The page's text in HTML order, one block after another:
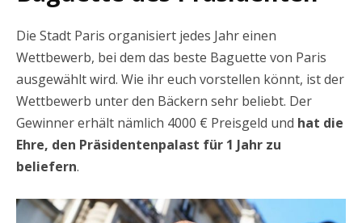
Die Stadt Paris organisiert jedes Jahr einen
Wettbewerb, bei dem das beste Baguette von Paris
ausgewählt wird. Wie ihr euch vorstellen könnt, ist der
Wettbewerb unter den Bäckern sehr beliebt. Der
Gewinner erhält nämlich 4000 € Preisgeld und hat die
Ehre, den Präsidentenpalast für 1 Jahr zu
beliefern.